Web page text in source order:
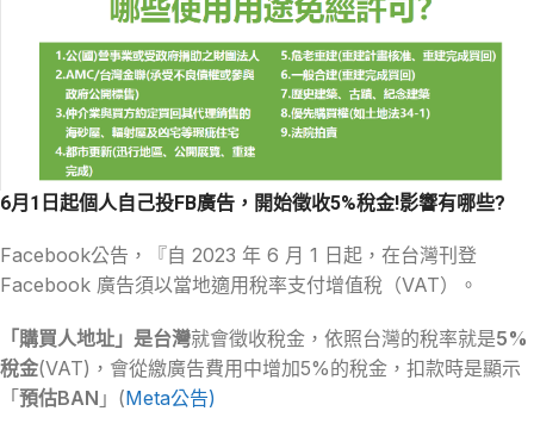
6月1日起個人自己投FB廣告，開始徵收5%稅金!影響有哪些?
Facebook公告，『自 2023 年 6 月 1 日起，在台灣刊登
Facebook 廣告須以當地適用稅率支付增值稅（VAT）。
「購買人地址」是台灣就會徵收稅金，依照台灣的稅率就是5%
稅金(VAT)，會從繳廣告費用中增加5%的稅金，扣款時是顯示
「 預估BAN 」(Meta公告)